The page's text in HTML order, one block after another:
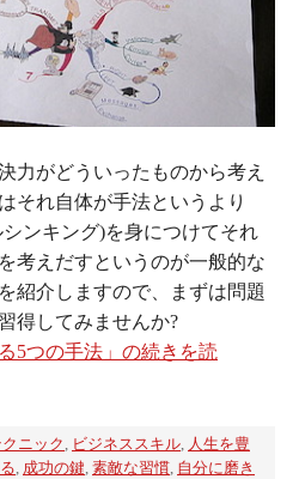
力がどういったものから考え
それ自体が手法というより
ンキング)を身につけてそれ
考えだすというのが一般的な
紹介しますので、まずは問題
得してみませんか?
5つの手法」の続きを読
ニック , ビジネススキル, 人生を豊
, 成功の鍵, 素敵な習慣, 自分に磨き